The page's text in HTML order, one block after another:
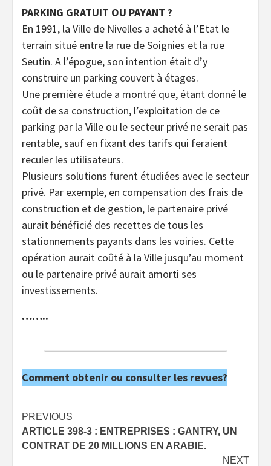
PARKING GRATUIT OU PAYANT ?
En 1991, la Ville de Nivelles a acheté à l’Etat le
terrain situé entre la rue de Soignies et la rue
Seutin. A l’épogue, son intention était d’y
construire un parking couvert à étages.
Une première étude a montré que, étant donné le
coût de sa construction, l’exploitation de ce
parking par la Ville ou le secteur privé ne serait pas
rentable, sauf en fixant des tarifs qui feraient
reculer les utilisateurs.
Plusieurs solutions furent étudiées avec le secteur
privé. Par exemple, en compensation des frais de
construction et de gestion, le partenaire privé
aurait bénéficié des recettes de tous les
stationnements payants dans les voiries. Cette
opération aurait coûté à la Ville jusqu’au moment
ou le partenaire privé aurait amorti ses
investissements.
……..
Comment obtenir ou consulter les revues?
Post
navigation
PREVIOUS
ARTICLE 398-3 : ENTREPRISES : GANTRY, UN
CONTRAT DE 20 MILLIONS EN ARABIE.
NEXT